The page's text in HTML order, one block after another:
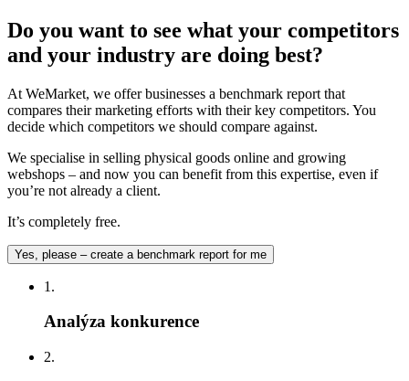
Do you want to see what your competitors
and your industry are doing best?
At WeMarket, we offer businesses a benchmark report that
compares their marketing efforts with their key competitors. You
decide which competitors we should compare against.
We specialise in selling physical goods online and growing
webshops – and now you can benefit from this expertise, even if
you’re not already a client.
It’s completely free.
Yes, please – create a benchmark report for me
1.
Analýza konkurence
2.